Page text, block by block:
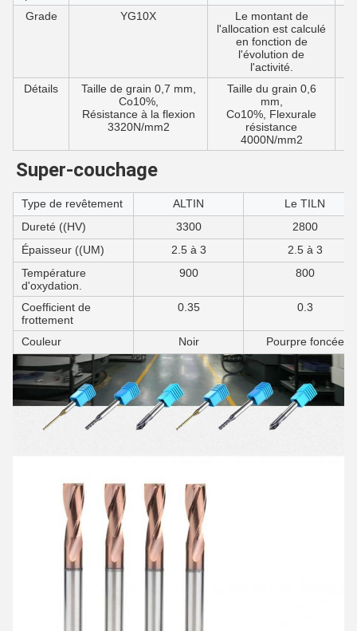
Grade
YG10X
Le montant de
l'allocation est calculé
en fonction de
l'évolution de
l'activité.
Détails
Taille de grain 0,7 mm,
Co10%,
Résistance à la flexion
3320N/mm2
Taille du grain 0,6
mm,
Co10%, Flexurale
résistance
4000N/mm2
Super-couchage
Type de revêtement ALTIN
Le TILN
Dureté ((HV)
3300
2800
Épaisseur ((UM)
2.5 à 3
2.5 à 3
Température
d'oxydation.
900 800
Coefficient de
frottement
0.35 0.3
Couleur Noir Pourpre foncée